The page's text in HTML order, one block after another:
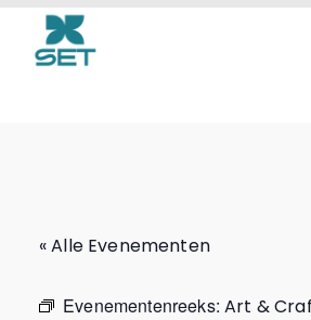
Art & Craft Cafe
« Alle Evenementen
Evenementenreeks:Art &